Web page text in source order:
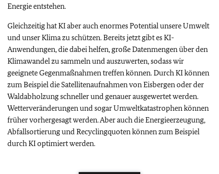
Energie entstehen.
Gleichzeitig hat KI aber auch enormes Potential unsere Umwelt
und unser Klima zu schützen. Bereits jetzt gibt es KI-
Anwendungen, die dabei helfen, große Datenmengen über den
Klimawandel zu sammeln und auszuwerten, sodass wir
geeignete Gegenmaßnahmen treffen können. Durch KI können
zum Beispiel die Satellitenaufnahmen von Eisbergen oder der
Waldabholzung schneller und genauer ausgewertet werden.
Wetterveränderungen und sogar Umweltkatastrophen können
früher vorhergesagt werden. Aber auch die Energieerzeugung,
Abfallsortierung und Recyclingquoten können zum Beispiel
durch KI optimiert werden.